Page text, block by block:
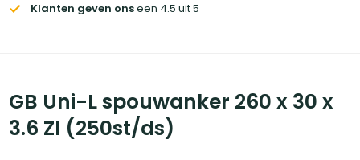
Klanten geven onseen 4.5 uit 5
GB Uni-L spouwanker 260 x 30 x
3.6 ZI (250st/ds)